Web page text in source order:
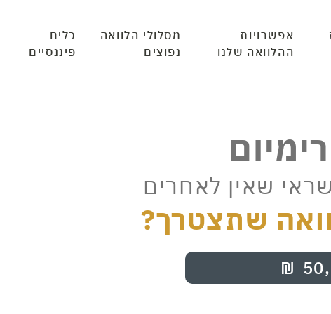
אפשרויות
ההלוואה שלנו
מסלולי הלוואה
נפוצים
כלים
פיננסיים
שאין לאחרים
שתצטרך?
₪